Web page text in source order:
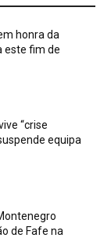
honra da
este fim de
“crise
equipa
de Fafe na